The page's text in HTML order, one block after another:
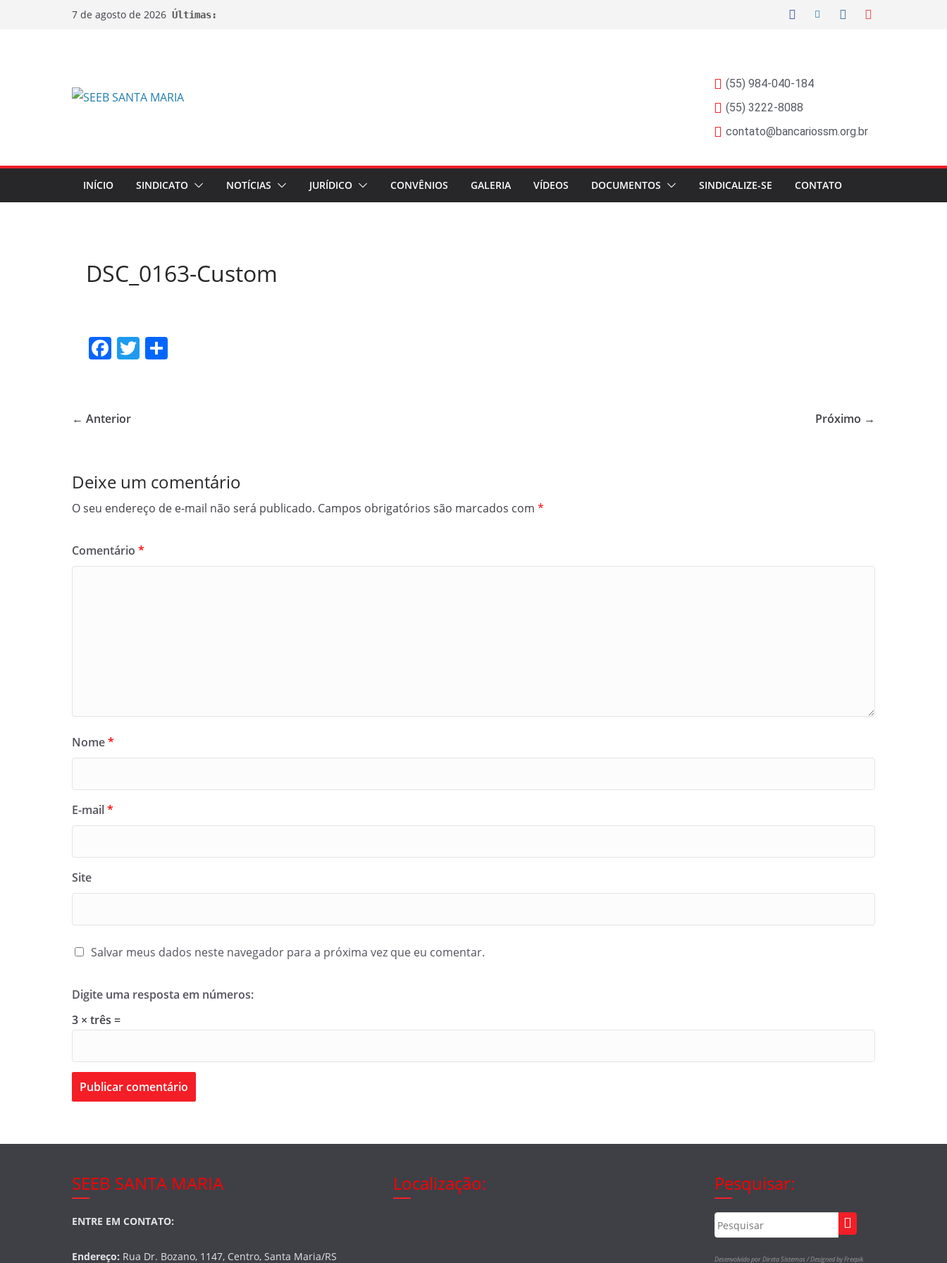
7 de agosto de 2026 Últimas:
(55) 984-040-184
(55) 3222-8088
contato@bancariossm.org.br
INÍCIO SINDICATO NOTÍCIAS JURÍDICO CONVÊNIOS GALERIA VÍDEOS DOCUMENTOS SINDICALIZE-SE CONTATO
DSC_0163-Custom
F
e
o
k
T
← Anterior Próximo →
Deixe um comentário
O seu endereço de e-mail não será publicado. Campos obrigatórios são marcados com *
Comentário *
Nome*
E-mail*
Site
Salvar meus dados neste navegador para a próxima vez que eu comentar.
Digite uma resposta em números:
3 × três =
SEEB SANTA MARIA
ENTRE EM CONTATO:
Endereço: Rua Dr. Bozano, 1147, Centro, Santa Maria/RS
Localização: Pesquisar:
Desenvolvido por Direta Sistemas /Designed by Freepik